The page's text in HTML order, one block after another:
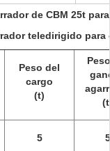
de CBM 25t
teledirigido para
Peso del
cargo
(t)
5 5